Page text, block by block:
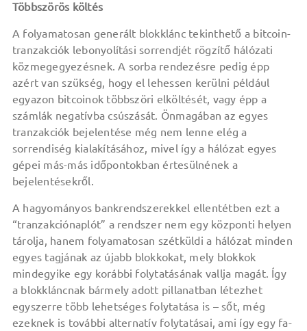
Többszörös költés
A folyamatosan generált blokklánc tekinthető a bitcoin-
tranzakciók lebonyolítási sorrendjét rögzítő hálózati
közmegegyezésnek. A sorba rendezésre pedig épp
azért van szükség, hogy el lehessen kerülni például
egyazon bitcoinok többszöri elköltését, vagy épp a
számlák negatívba csúszását. Önmagában az egyes
tranzakciók bejelentése még nem lenne elég a
sorrendiség kialakításához, mivel így a hálózat egyes
gépei más-más időpontokban értesülnének a
bejelentésekről.
A hagyományos bankrendszerekkel ellentétben ezt a
“tranzakciónaplót” a rendszer nem egy központi helyen
tárolja, hanem folyamatosan szétküldi a hálózat minden
egyes tagjának az újabb blokkokat, mely blokkok
mindegyike egy korábbi folytatásának vallja magát. Így
a blokkláncnak bármely adott pillanatban létezhet
egyszerre több lehetséges folytatása is – sőt, még
ezeknek is további alternatív folytatásai, ami így egy fa-